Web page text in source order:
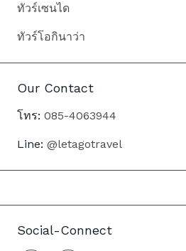
ทัวร์เซนได
ทัวร์โอกินาว่า
Our Contact
โทร: 085-4063944
Line: @letagotravel
Social-Connect